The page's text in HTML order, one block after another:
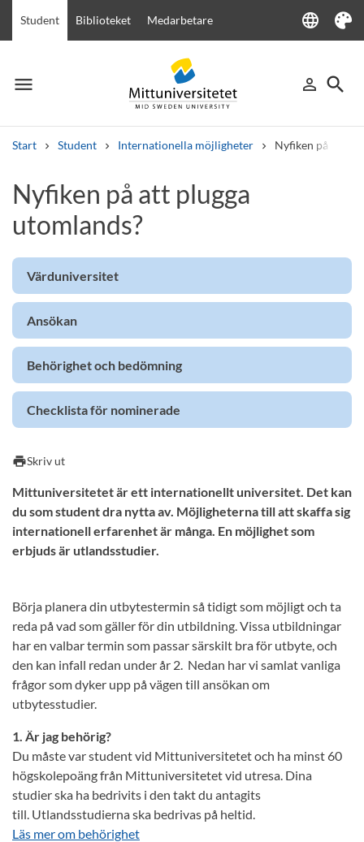
Student Biblioteket Medarbetare language
Language
Tema
menu
Meny person_outline
Logga in
search
Sök
Start Student Internationella möjligheter Nyfiken på att
Andra söktjänster
Kurser och program Kursplaner
Nyfiken på att plugga
utomlands?
Värduniversitet
Ansökan
Behörighet och bedömning
Checklista för nominerade
printSkriv ut
Mittuniversitetet är ett internationellt universitet. Det kan
du som student dra nytta av. Möjligheterna till att skaffa sig
internationell erfarenhet är många. En möjlighet som
erbjuds är utlandsstudier.
Börja planera din utbytestermin så tidigt som möjligt och ta
reda på vad som gäller för din utbildning. Vissa utbildningar
har en valbar termin som passar särskilt bra för utbyte, och
den kan infall redan under år 2. Nedan har vi samlat vanliga
frågor som dyker upp på vägen till ansökan om
utbytesstudier.
1. Är jag behörig?
Du måste var student vid Mittuniversitetet och ha minst 60
högskolepoäng från Mittuniversitetet vid utresa. Dina
studier ska ha bedrivits i den takt du antagits
till. Utlandsstudierna ska bedrivas på heltid.
Läs mer om behörighet